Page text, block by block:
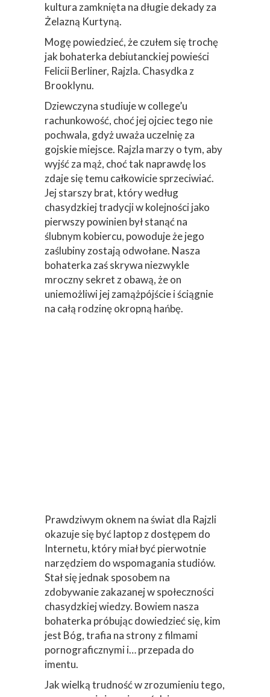
kultura zamknięta na długie dekady za
Żelazną Kurtyną.
Mogę powiedzieć, że czułem się trochę
jak bohaterka debiutanckiej powieści
Felicii Berliner, Rajzla. Chasydka z
Brooklynu.
Dziewczyna studiuje w college’u
rachunkowość, choć jej ojciec tego nie
pochwala, gdyż uważa uczelnię za
gojskie miejsce. Rajzla marzy o tym, aby
wyjść za mąż, choć tak naprawdę los
zdaje się temu całkowicie sprzeciwiać.
Jej starszy brat, który według
chasydzkiej tradycji w kolejności jako
pierwszy powinien był stanąć na
ślubnym kobiercu, powoduje że jego
zaślubiny zostają odwołane. Nasza
bohaterka zaś skrywa niezwykle
mroczny sekret z obawą, że on
uniemożliwi jej zamążpójście i ściągnie
na całą rodzinę okropną hańbę.
Prawdziwym oknem na świat dla Rajzli
okazuje się być laptop z dostępem do
Internetu, który miał być pierwotnie
narzędziem do wspomagania studiów.
Stał się jednak sposobem na
zdobywanie zakazanej w społeczności
chasydzkiej wiedzy. Bowiem nasza
bohaterka próbując dowiedzieć się, kim